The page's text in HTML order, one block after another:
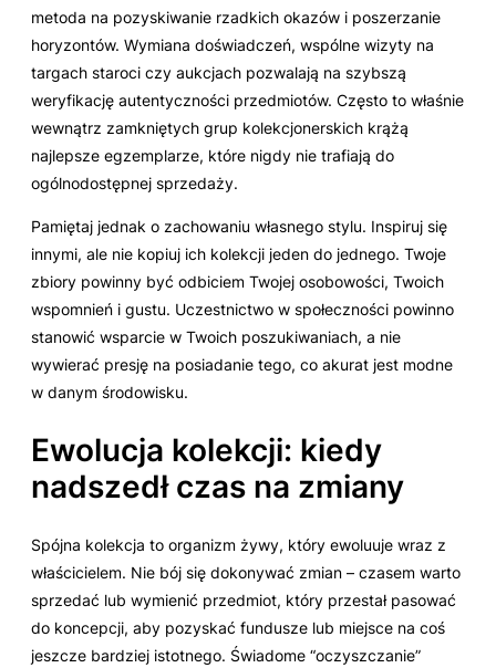
metoda na pozyskiwanie rzadkich okazów i poszerzanie
horyzontów. Wymiana doświadczeń, wspólne wizyty na
targach staroci czy aukcjach pozwalają na szybszą
weryfikację autentyczności przedmiotów. Często to właśnie
wewnątrz zamkniętych grup kolekcjonerskich krążą
najlepsze egzemplarze, które nigdy nie trafiają do
ogólnodostępnej sprzedaży.
Pamiętaj jednak o zachowaniu własnego stylu. Inspiruj się
innymi, ale nie kopiuj ich kolekcji jeden do jednego. Twoje
zbiory powinny być odbiciem Twojej osobowości, Twoich
wspomnień i gustu. Uczestnictwo w społeczności powinno
stanowić wsparcie w Twoich poszukiwaniach, a nie
wywierać presję na posiadanie tego, co akurat jest modne
w danym środowisku.
Ewolucja kolekcji: kiedy
nadszedł czas na zmiany
Spójna kolekcja to organizm żywy, który ewoluuje wraz z
właścicielem. Nie bój się dokonywać zmian – czasem warto
sprzedać lub wymienić przedmiot, który przestał pasować
do koncepcji, aby pozyskać fundusze lub miejsce na coś
jeszcze bardziej istotnego. Świadome “oczyszczanie”